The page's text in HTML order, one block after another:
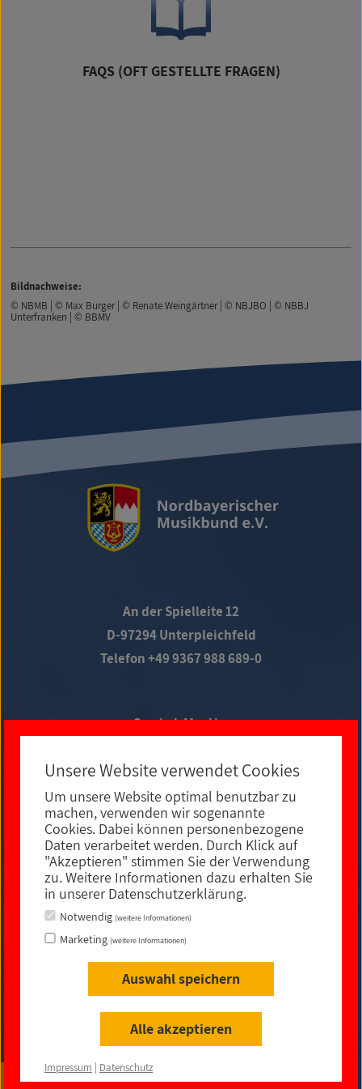
FAQS (OFT GESTELLTE FRAGEN)
Bildnachweise:
© NBMB | © Max Burger | © Renate Weingärtner | © NBJBO | © NBBJ
Unterfranken | © BBMV
An der Spielleite 12
D-97294 Unterpleichfeld
Telefon +49 9367 988 689-0
Social Media
E-MAIL KONTAKT
© 2021
Unsere Website verwendet Cookies
Um unsere Website optimal benutzbar zu
machen, verwenden wir sogenannte
Cookies. Dabei können personenbezogene
Daten verarbeitet werden. Durch Klick auf
"Akzeptieren" stimmen Sie der Verwendung
zu. Weitere Informationen dazu erhalten Sie
in unserer Datenschutzerklärung.
Notwendig (weitere Informationen)
Marketing (weitere Informationen)
Auswahl speichern
Alle akzeptieren
Impressum Datenschutz